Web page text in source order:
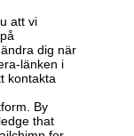
att vi
dig när
länken i
kontakta
By
that